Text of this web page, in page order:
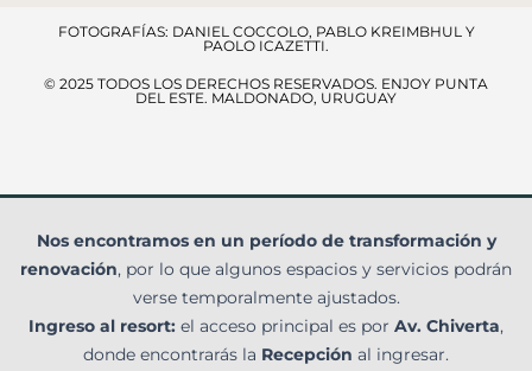
FOTOGRAFÍAS: DANIEL COCCOLO, PABLO KREIMBHUL Y
PAOLO ICAZETTI.
© 2025 TODOS LOS DERECHOS RESERVADOS​. ENJOY PUNTA
DEL ESTE. MALDONADO, URUGUAY
Nos encontramos en un período de transformación y
renovación, por lo que algunos espacios y servicios podrán
verse temporalmente ajustados.
Ingreso al resort: el acceso principal es por Av. Chiverta,
donde encontrarás la Recepción al ingresar.